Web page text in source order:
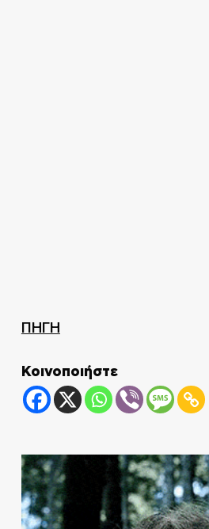
ΠΗΓΗ
Κοινοποιήστε